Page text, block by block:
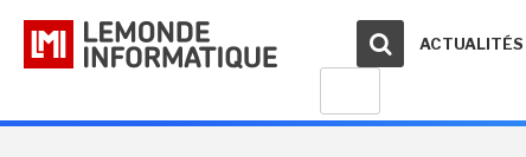
ACTUALITÉS